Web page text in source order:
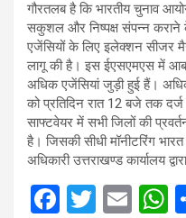
गौरतलब है कि भारतीय चुनाव
सकुशल और निष्पक्ष संपन्न कराने
एजेंसियों के लिए इलेक्शन सीजर
लागू की है। इस ईएसएमएस में
अधिक एजेंसियां जुड़ी हुई हैं।
को प्रतिदिन रात 12 बजे तक
साफ्टवेयर में सभी जिलों की
है। जिसकी सीधी मॉनीटरिंग
अधिकारी उत्तराखण्ड कार्यालय
F
T
E